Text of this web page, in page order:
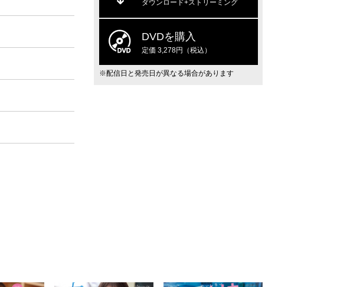
ダウンロード+ストリーミング
DVDを購入
定価 3,278円（税込）
※配信日と発売日が異なる場合があります